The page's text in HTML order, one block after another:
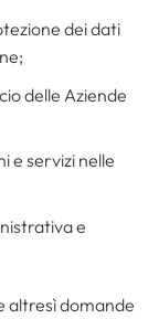
dei dati
delle Aziende
e servizi nelle
e
altresì domande